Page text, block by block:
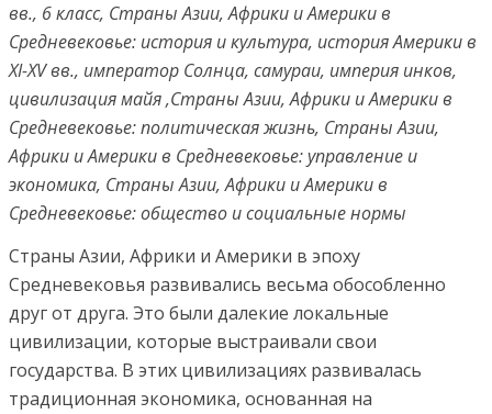
вв., 6 класс, Страны Азии, Африки и Америки в
Средневековье: история и культура, история Америки в
XI-XV вв., император Солнца, самураи, империя инков,
цивилизация майя ,Страны Азии, Африки и Америки в
Средневековье: политическая жизнь, Страны Азии,
Африки и Америки в Средневековье: управление и
экономика, Страны Азии, Африки и Америки в
Средневековье: общество и социальные нормы
Страны Азии, Африки и Америки в эпоху
Средневековья развивались весьма обособленно
друг от друга. Это были далекие локальные
цивилизации, которые выстраивали свои
государства. В этих цивилизациях развивалась
традиционная экономика, основанная на